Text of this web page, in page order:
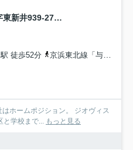
《仲介手数料無料》見沼区大字東新井939-27新築一戸建てジオヴィスタ
徒歩52分
京浜東北線「与野」駅 徒歩52分
ホームポジション。 ジオヴィス
）シリーズ 。 《学区と学校まで... もっと見る